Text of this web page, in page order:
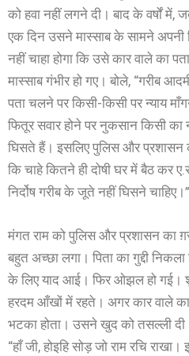
को हवा नहीं लगने दी। बाद के वर्षों
एक दिन उसने मास्साब के सामने अपनी
नहीं चाहा होगा कि उसे कार वाले का
मास्साब गंभीर हो गए। बोले, “गरीब
पता चलने पर किसी-किसी पर न्याय
फितूर सवार होने पर नुकसान किसी
घिसते हैं। इसलिए पुलिस और प्रशासन
कि चाहे कितने ही दोषी घर में बैठ कर
निर्दोष गरीब के जूते नहीं घिसने चाहिए।”
मंगत राम को पुलिस और प्रशासन का
बहुत अच्छा लगा। पिता का गु‌द्दी
के लिए याद आई। फिर ओझल हो गई।
हरदम आँखों में रहते। अगर कार वाले का
भटका होता। उसने खुद को तसल्ली
“हाँ जी, होइहि सोड़ जो राम रचि